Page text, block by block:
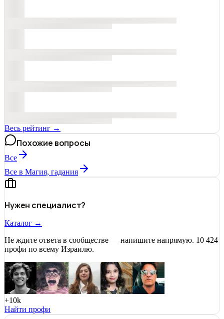
Весь рейтинг →
Похожие вопросы
Все
Все в Магия, гадания
Нужен специалист?
Каталог →
Не ждите ответа в сообществе — напишите напрямую. 10 424
профи по всему Израилю.
+10k
Найти профи